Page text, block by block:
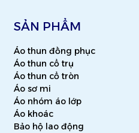
SẢN PHẨM
Áo thun đồng phục
Áo thun cổ trụ
Áo thun cổ tròn
Áo sơ mi
Áo nhóm áo lớp
Áo khoác
Bảo hộ lao động